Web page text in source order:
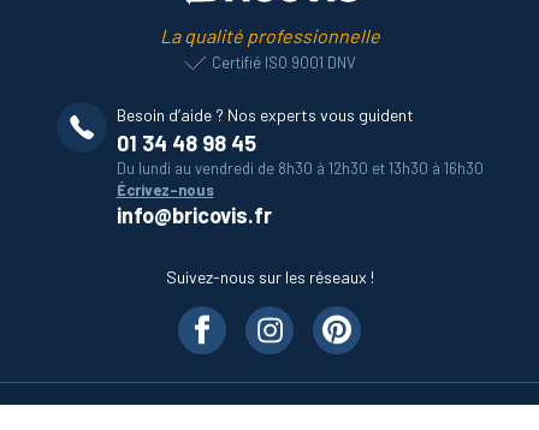
La qualité professionnelle
Certifié ISO 9001 DNV
Besoin d’aide ? Nos experts vous guident
01 34 48 98 45
Du lundi au vendredi de 8h30 à 12h30 et 13h30 à 16h30
Écrivez-nous
info@bricovis.fr
Suivez-nous sur les réseaux !